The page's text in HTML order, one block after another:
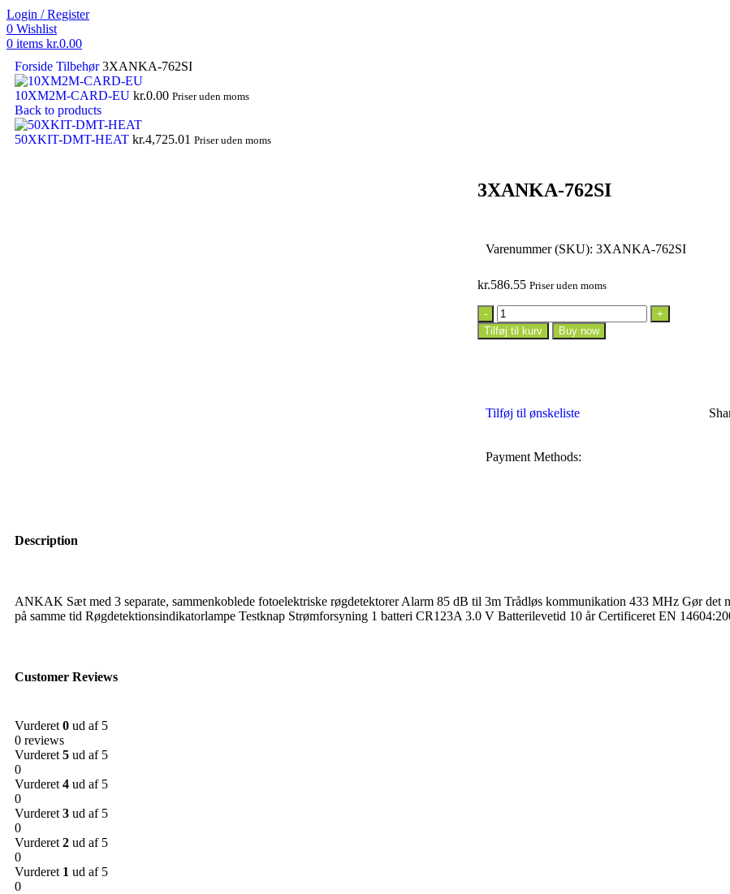
Login / Register
0 Wishlist
0 items kr.0.00
Forside Tilbehør3XANKA-762SI
10XM2M-CARD-EU kr.0.00 Priser uden moms
Back to products
50XKIT-DMT-HEAT kr.4,725.01 Priser uden moms
3XANKA-762SI
Varenummer (SKU): 3XANKA-762SI
kr.586.55 Priser uden moms
Tilføj til kurv Buy now
Tilføj til ønskeliste
Payment Methods:
Description
ANKAK Sæt med 3 separate, sammenkoblede fotoelektriske røgdetektorer Alarm 85 dB til 3m Trådløs kommunikation 433 MHz Gør det
på samme tid Røgdetektionsindikatorlampe Testknap Strømforsyning 1 batteri CR123A 3.0 V Batterilevetid 10 år Certificeret EN
Customer Reviews
Vurderet 0 ud af 5
0 reviews
Vurderet 5 ud af 5
0
Vurderet 4 ud af 5
0
Vurderet 3 ud af 5
0
Vurderet 2 ud af 5
0
Vurderet 1 ud af 5
0